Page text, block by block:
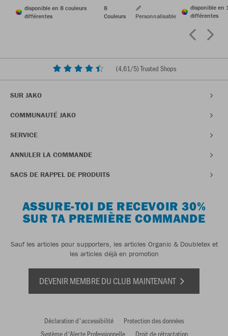
disponible en 8 couleurs
différentes
8
Couleurs
Personnalisable
disponible en
différentes
(4,61/5) Trusted Shops
SUR JAKO
COMMUNAUTÉ JAKO
SERVICE
ANNULER LA COMMANDE
SACS DE RAPPEL DE PRODUITS
ASSURE-TOI DE RECEVOIR 30%
SUR TA PREMIÈRE COMMANDE
Sauf les articles pour supporters, les articles Organic & Doubletex et
les articles déjà en promotion
DEVENIR MEMBRE DU CLUB MAINTENANT
Déclaration d'accessibilité
Protection des données
Système d'Alerte Professionnelle
Droit de rétractation